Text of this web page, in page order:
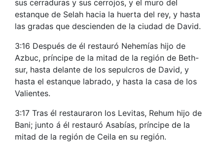
sus cerraduras y sus cerrojos, y el muro del
estanque de Selah hacia la huerta del rey, y hasta
las gradas que descienden de la ciudad de David.
3:16 Después de él restauró Nehemías hijo de
Azbuc, príncipe de la mitad de la región de Beth-
sur, hasta delante de los sepulcros de David, y
hasta el estanque labrado, y hasta la casa de los
Valientes.
3:17 Tras él restauraron los Levitas, Rehum hijo de
Bani; junto á él restauró Asabías, príncipe de la
mitad de la región de Ceila en su región.